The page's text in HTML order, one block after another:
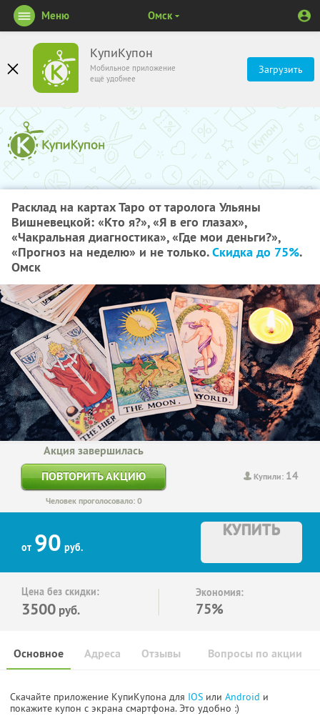
КупиКупон
Мобильное приложение
ещё удобнее
Загрузить
Меню Омск
Расклад на картах Таро от таролога Ульяны
Вишневецкой: «Кто я?», «Я в его глазах»,
«Чакральная диагностика», «Где мои деньги?»,
«Прогноз на неделю» и не только.Скидка до 75%.
Омск
Купили: 14
Акция завершилась
ПОВТОРИТЬ АКЦИЮ
Человек проголосовало: 0
от 90 руб.
КУПИТЬ
Цена без скидки:
3500 руб.
Экономия:
75%
Основное Отзывы Вопросы по акции
Адреса
Скачайте приложение КупиКупона для IOS или Android и
покажите купон с экрана смартфона. Это удобно :)